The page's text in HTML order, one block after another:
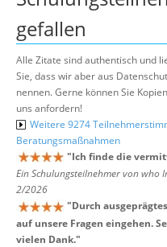
gefallen
Alle Zitate sind authentisch und
Sie, dass wir aber aus
nennen. Gerne können Sie
uns anfordern!
Weitere 9274
Beratungsmaßnahmen
"Ich finde die
Ein Schulungsteilnehmer von who
2/2026
"Durch
auf unsere Fragen eingehen.
vielen Dank."